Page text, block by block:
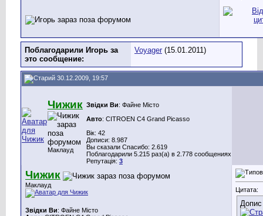
Поблагодарили Игорь за
это сообщение:
Voyager (15.01.2011)
30.12.2009, 19:57
Чижик
Маклауд
Звідки Ви: Файне Місто
Авто: CITROEN C4 Grand Picasso
Вік: 42
Дописи: 8.987
Вы сказали Спасибо: 2.619
Поблагодарили 5.215 раз(а) в 2.778 сообщениях
Репутація: 3
Чижик
Маклауд
Звідки Ви: Файне Місто
Цитата: